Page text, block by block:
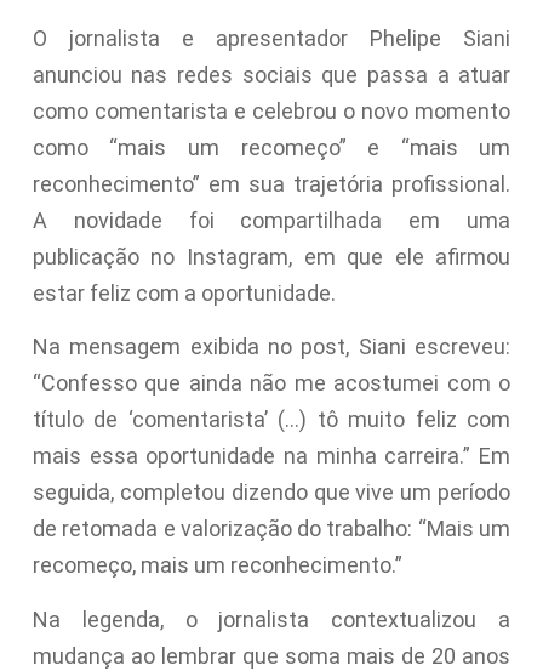
O jornalista e apresentador Phelipe Siani
anunciou nas redes sociais que passa a atuar
como comentarista e celebrou o novo momento
como “mais um recomeço” e “mais um
reconhecimento” em sua trajetória profissional.
A novidade foi compartilhada em uma
publicação no Instagram, em que ele afirmou
estar feliz com a oportunidade.
Na mensagem exibida no post, Siani escreveu:
“Confesso que ainda não me acostumei com o
título de ‘comentarista’ (…) tô muito feliz com
mais essa oportunidade na minha carreira.” Em
seguida, completou dizendo que vive um período
de retomada e valorização do trabalho: “Mais um
recomeço, mais um reconhecimento.”
Na legenda, o jornalista contextualizou a
mudança ao lembrar que soma mais de 20 anos